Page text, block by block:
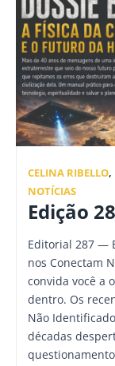
CELINA RIBELLO,
NOTÍCIAS
Edição
Editorial 287 —
nos Conectam
convida você a
dentro. Os
Não
décadas